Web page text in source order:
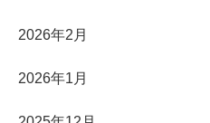
2026年2月
2026年1月